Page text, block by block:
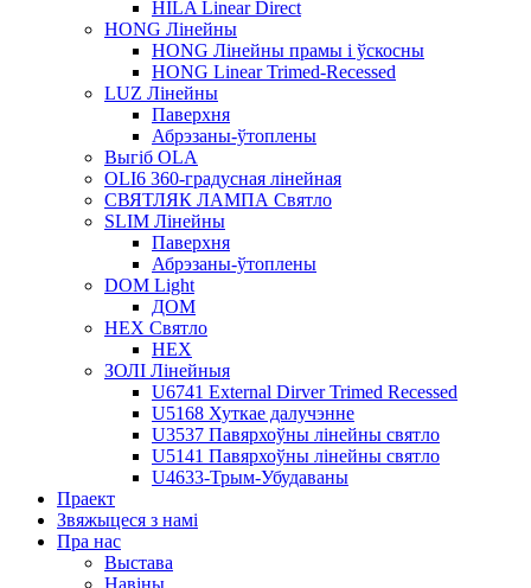
HILA Linear Direct
HONG Лінейны
HONG Лінейны прамы і ўскосны
HONG Linear Trimed-Recessed
LUZ Лінейны
Паверхня
Абрэзаны-ўтоплены
Выгіб OLA
OLI6 360-градусная лінейная
СВЯТЛЯК ЛАМПА Святло
SLIM Лінейны
Паверхня
Абрэзаны-ўтоплены
DOM Light
ДОМ
HEX Святло
HEX
ЗОЛІ Лінейныя
U6741 External Dirver Trimed Recessed
U5168 Хуткае далучэнне
U3537 Павярхоўны лінейны святло
U5141 Павярхоўны лінейны святло
U4633-Трым-Убудаваны
Праект
Звяжыцеся з намі
Пра нас
Выстава
Навіны